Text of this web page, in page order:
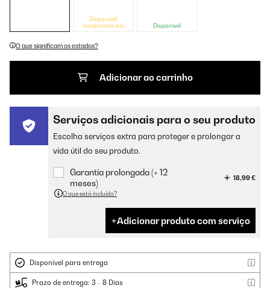
Disponível
novamente em
Disponível
O que significam os estados?
Adicionar ao carrinho
Serviços adicionais para o seu produto
Escolha serviços extra para proteger e prolongar a
vida útil do seu produto.
Garantia prolongada (+ 12
meses)
18,99 €
O que está incluído?
Adicionar produto com serviço
Disponível para entrega
Prazo de entrega: 3 - 8 Dias